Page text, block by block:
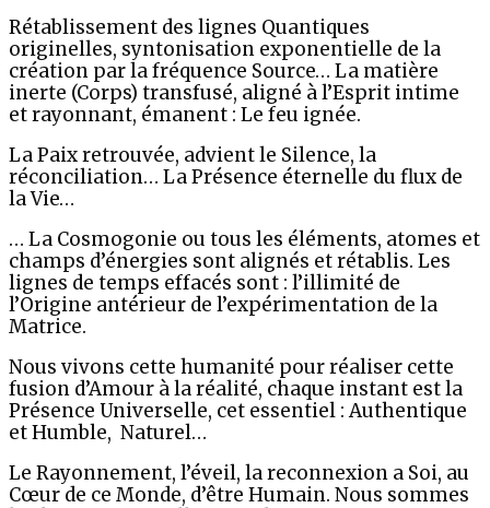
Rétablissement des lignes Quantiques
originelles, syntonisation exponentielle de la
création par la fréquence Source… La matière
inerte (Corps) transfusé, aligné à l’Esprit intime
et rayonnant, émanent : Le feu ignée.
La Paix retrouvée, advient le Silence, la
réconciliation… La Présence éternelle du flux de
la Vie…
… La Cosmogonie ou tous les éléments, atomes et
champs d’énergies sont alignés et rétablis. Les
lignes de temps effacés sont : l’illimité de
l’Origine antérieur de l’expérimentation de la
Matrice.
Nous vivons cette humanité pour réaliser cette
fusion d’Amour à la réalité, chaque instant est la
Présence Universelle, cet essentiel : Authentique
et Humble, Naturel…
Le Rayonnement, l’éveil, la reconnexion a Soi, au
Cœur de ce Monde, d’être Humain. Nous sommes